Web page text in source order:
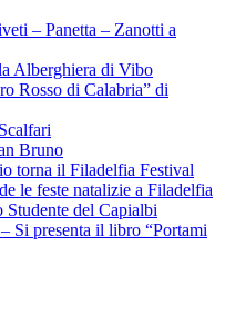
– Panetta – Zanotti a
Alberghiera di Vibo
Rosso di Calabria” di
Bruno
torna il Filadelfia Festival
le feste natalizie a Filadelfia
del Capialbi
presenta il libro “Portami